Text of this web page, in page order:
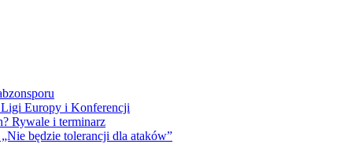
Ligi Europy i Konferencji
Rywale i terminarz
będzie tolerancji dla ataków”